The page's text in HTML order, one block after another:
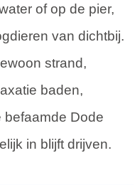
of op de pier,
van dichtbij.
strand,
baden,
befaamde Dode
in blijft drijven.